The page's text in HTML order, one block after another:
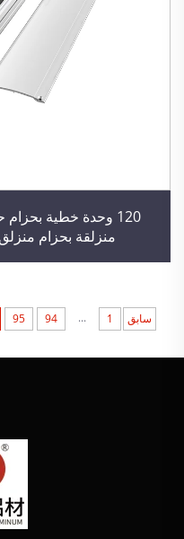
120 وحدة خطية
منزلقة بحزام
سابق 1
...
94
95